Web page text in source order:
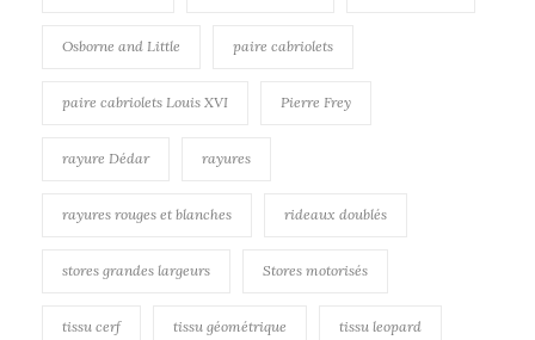
Osborne and Little paire cabriolets
paire cabriolets Louis XVI Pierre Frey
rayure Dédar rayures
rayures rouges et blanches rideaux doublés
stores grandes largeurs Stores motorisés
tissu cerf tissu géométrique tissu leopard